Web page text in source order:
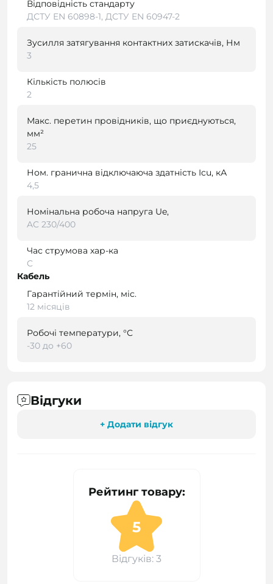
Відповідність стандарту
ДСТУ EN 60898-1, ДСТУ EN 60947-2
Зусилля затягування контактних затискачів, Нм
3
Кількість полюсів
2
Макс. перетин провідників, що приєднуються,
мм²
25
Ном. гранична відключаюча здатність Icu, кА
4,5
Номінальна робоча напруга Ue,
AC 230/400
Час струмова хар-ка
C
Кабель
Гарантійний термін, міс.
12 місяців
Робочі температури, °С
-30 до +60
Відгуки
+ Додати відгук
Рейтинг товару:
5
Відгуків: 3